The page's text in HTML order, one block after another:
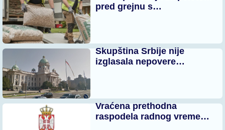
pred grejnu s…
Skupština Srbije nije
izglasala nepovere…
Vraćena prethodna
raspodela radnog vreme…